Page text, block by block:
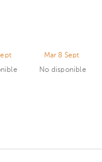
Mar 8 Sept
No disponible